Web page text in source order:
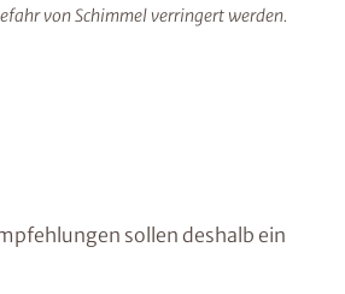
von Schimmel verringert werden.
sollen deshalb ein